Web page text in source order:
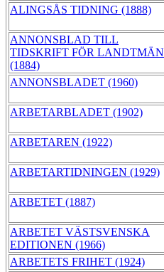
ALINGSÅS TIDNING (1888)
ANNONSBLAD TILL
TIDSKRIFT FÖR LANDTMÄN
(1884)
ANNONSBLADET (1960)
ARBETARBLADET (1902)
ARBETAREN (1922)
ARBETARTIDNINGEN (1929)
ARBETET (1887)
ARBETET VÄSTSVENSKA
EDITIONEN (1966)
ARBETETS FRIHET (1924)